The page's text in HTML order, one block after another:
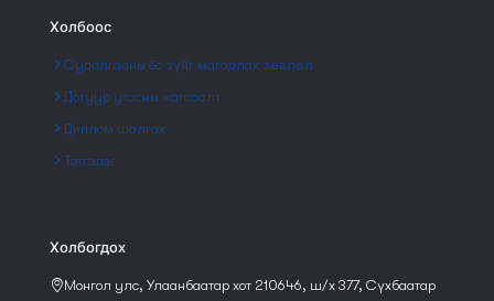
Холбоос
Судалгааны ёс зүйг магадлах зөвлөл
Дотуур утасны жагсаалт
Диплом шалгах
Тэтгэлэг
Холбогдох
Монгол улс, Улаанбаатар хот 210646, ш/х 377, Сүхбаатар